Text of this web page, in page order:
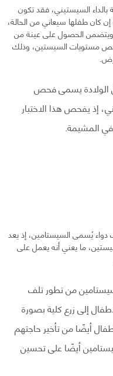
بالداء السيستيني، فقد تكون
كان طفلها سيعاني من الحالة،
ويتضمن الحصول على عينة من
مستويات السيستين، وذلك
الولادة يسمى فحص
إذ يفحص هذا الاختبار
في المشيمة.
يُسمى السيستامين، إذ يعد
ما يعني أنه يعمل على
من تطور تلف
إلى زرع كلية بصورة
أيضًا من تأخير حاجتهم
أيضًا على تحسين